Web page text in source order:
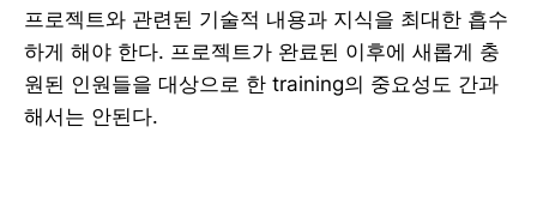
프로젝트와 관련된 기술적 내용과 지식을 최대한 흡수
하게 해야 한다. 프로젝트가 완료된 이후에 새롭게 충
원된 인원들을 대상으로 한 training의 중요성도 간과
해서는 안된다.